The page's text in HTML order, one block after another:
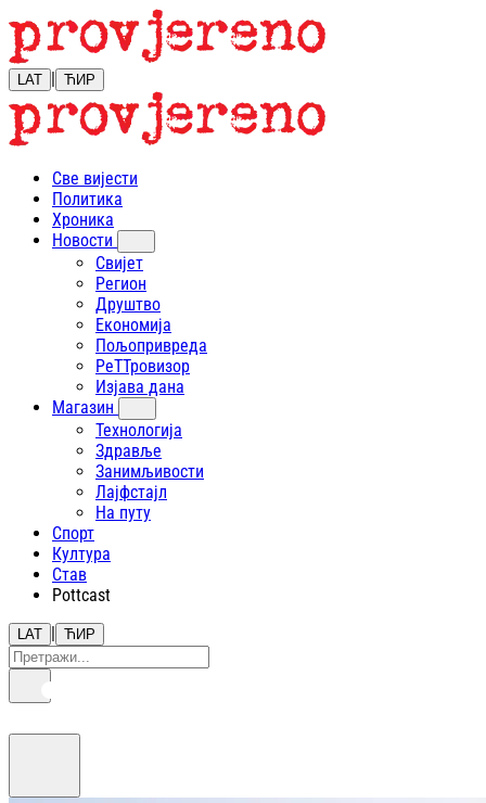
LAT | ЋИР
Све вијести
Политика
Хроника
Новости
Свијет
Регион
Друштво
Економија
Пољопривреда
РеТТровизор
Изјава дана
Магазин
Технологија
Здравље
Занимљивости
Лајфстajл
На путу
Спорт
Култура
Став
Pottcast
LAT | ЋИР